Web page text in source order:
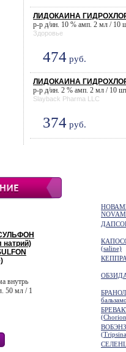
ЛИДОКАИНА
р-р д/ин. 10 % амп. 2 мл / 10
Здоровье
474 руб.
ЛИДОКАИНА
р-р д/ин. 2 % амп. 2 мл / 10
Slayback Pharma LLC
374 руб.
натрий)
внутрь
50 мл / 1
(saline)
КЕППРА